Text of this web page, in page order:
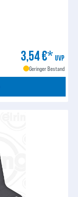
3,54 €* UVP
Geringer Bestand